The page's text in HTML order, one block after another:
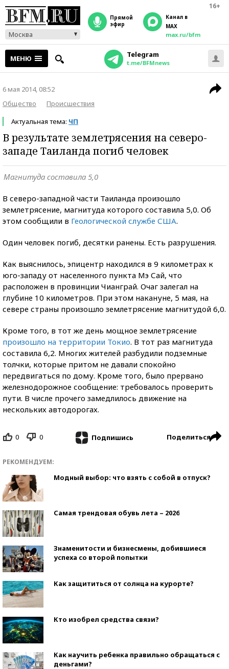
16+
Москва
прямой
эфир
Канал в
MAX
max.ru/bfm
МЕНЮ Telegram
t.me/BFMnews
6 мая 2014, 08:52
Общество
Происшествия
Актуальная тема: ЧП
В результате землетрясения на северо-
западе Таиланда погиб человек
Магнитуда составила 5,0
В северо-западной части Таиланда произошло
землетрясение, магнитуда которого составила 5,0. Об
этом сообщили в Геологической службе США.
Один человек погиб, десятки ранены. Есть разрушения.
Как выяснилось, эпицентр находился в 9 километрах к
юго-западу от населенного пункта Мэ Сай, что
расположен в провинции Чианграй. Очаг залегал на
глубине 10 километров. При этом накануне, 5 мая, на
севере страны произошло землетрясение магнитудой 6,0.
Кроме того, в тот же день мощное землетрясение
произошло на территории Токио. В тот раз магнитуда
составила 6,2. Многих жителей разбудили подземные
толчки, которые притом не давали спокойно
передвигаться по дому. Кроме того, было прервано
железнодорожное сообщение: требовалось проверить
пути. В числе прочего замедлилось движение на
нескольких автодорогах.
0 0 Подпишись Поделиться
РЕКОМЕНДУЕМ:
Модный выбор: что взять с собой в отпуск?
Самая трендовая обувь лета – 2026
Знаменитости и бизнесмены, добившиеся
успеха со второй попытки
Как защититься от солнца на курорте?
Кто изобрел средства связи?
Как научить ребенка правильно обращаться с
деньгами?